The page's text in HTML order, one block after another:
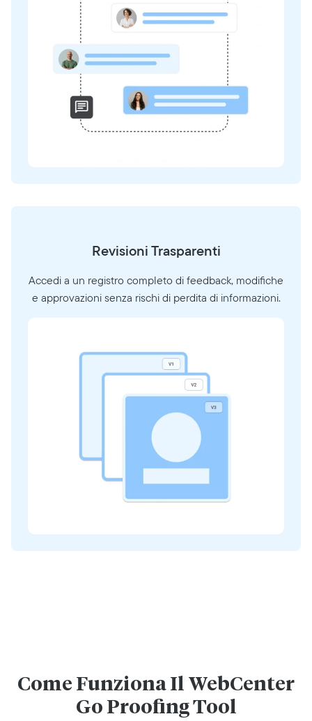
Revisioni Trasparenti
Accedi a un registro completo di feedback, modifiche
e approvazioni senza rischi di perdita di informazioni.
Come Funziona Il WebCenter
Go Proofing Tool